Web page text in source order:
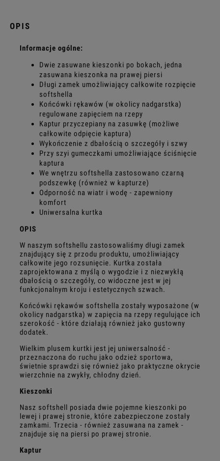
OPIS
Informacje ogólne:
Dwie zasuwane kieszonki po bokach, jedna
zasuwana kieszonka na prawej piersi
Długi zamek umożliwiający całkowite rozpięcie
softshella
Końcówki rękawów (w okolicy nadgarstka)
regulowane zapięciem na rzepy
Kaptur przyczepiany na zasuwkę (możliwe
całkowite odpięcie kaptura)
Wykończenie z dbałością o szczegóły i szwy
Przy szyi gumeczkami umożliwiające ściśnięcie
kaptura
We wnętrzu softshella zastosowano czarną
podszewkę (również w kapturze)
Odporność na wiatr i wodę - zapewniony
komfort
Uniwersalna kurtka
OPIS
W naszym softshellu zastosowaliśmy długi zamek
znajdujący się z przodu produktu, umożliwiający
całkowite jego rozsunięcie. Kurtka została
zaprojektowana z myślą o wygodzie i z niezwykłą
dbałością o szczegóły, co widoczne jest w jej
funkcjonalnym kroju i estetycznych szwach.
Końcówki rękawów softshella zostały wyposażone (w
okolicy nadgarstka) w zapięcia na rzepy regulujące ich
szerokość - które działają również jako gustowny
dodatek.
Wielkim plusem kurtki jest jej uniwersalność -
przeznaczona do ruchu jako odzież sportowa,
świetnie sprawdzi się również jako praktyczne okrycie
wierzchnie na zwykły, chłodny dzień.
Kieszonki
Nasz softshell posiada dwie pojemne kieszonki po
lewej i prawej stronie, które zabezpieczone zostały
zamkami. Trzecia - również zasuwana na zamek -
znajduje się na piersi po prawej stronie.
Kaptur